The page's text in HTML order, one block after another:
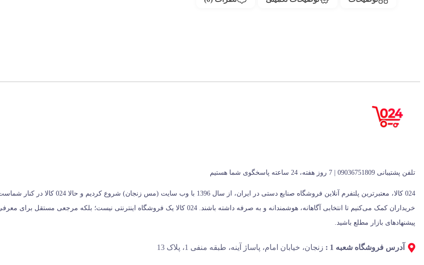
تلفن پشتیبانی 09036751809 | 7 روز هفته، 24 ساعته پاسخگوی شما هستیم
024 کالا، معتبرترین پلتفرم آنلاین
خریداران کمک می‌کنیم تا انتخابی آگاهانه، هوشمندانه و به‌ صرفه داشته باشند. 024 کالا یک فروشگاه
پیشنهادهای بازار مطلع باشید.
آدرس فروشگاه شعبه 1 : زنجان، خیابان امام، پاساژ آینه، طبقه منفی 1، پلاک 13